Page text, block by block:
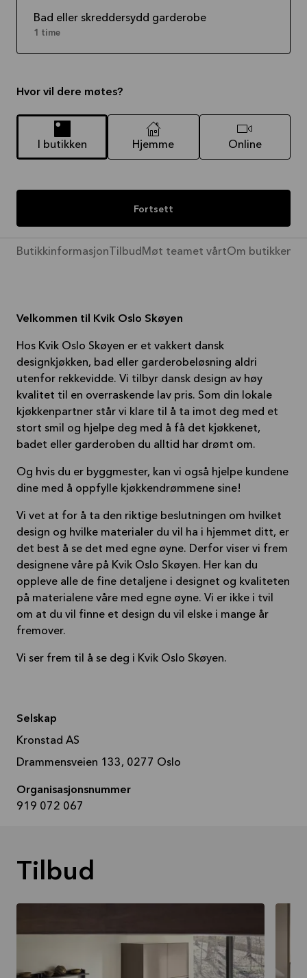
Bad eller skreddersydd garderobe
1 time
Hvor vil dere møtes?
I butikken Hjemme Online
Fortsett
Butikkinformasjon Tilbud Møt teamet vårtOm butikken
Velkommen til Kvik Oslo Skøyen
Hos Kvik Oslo Skøyen er et vakkert dansk
designkjøkken, bad eller garderobeløsning aldri
utenfor rekkevidde. Vi tilbyr dansk design av høy
kvalitet til en overraskende lav pris. Som din lokale
kjøkkenpartner står vi klare til å ta imot deg med et
stort smil og hjelpe deg med å få det kjøkkenet,
badet eller garderoben du alltid har drømt om.
Og hvis du er byggmester, kan vi også hjelpe kundene
dine med å oppfylle kjøkkendrømmene sine!
Vi vet at for å ta den riktige beslutningen om hvilket
design og hvilke materialer du vil ha i hjemmet ditt, er
det best å se det med egne øyne. Derfor viser vi frem
designene våre på Kvik Oslo Skøyen. Her kan du
oppleve alle de fine detaljene i designet og kvaliteten
på materialene våre med egne øyne. Vi er ikke i tvil
om at du vil finne et design du vil elske i mange år
fremover.
Vi ser frem til å se deg i Kvik Oslo Skøyen.
Selskap
Kronstad AS
Drammensveien 133, 0277 Oslo
Organisasjonsnummer
919 072 067
Tilbud